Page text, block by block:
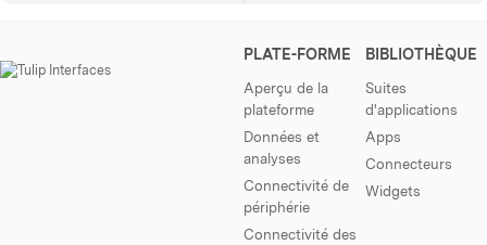
PLATE-FORME
Aperçu de la
plateforme
Données et
analyses
Connectivité de
périphérie
Connectivité des
BIBLIOTHÈQUE
Suites
d'applications
Apps
Connecteurs
Widgets